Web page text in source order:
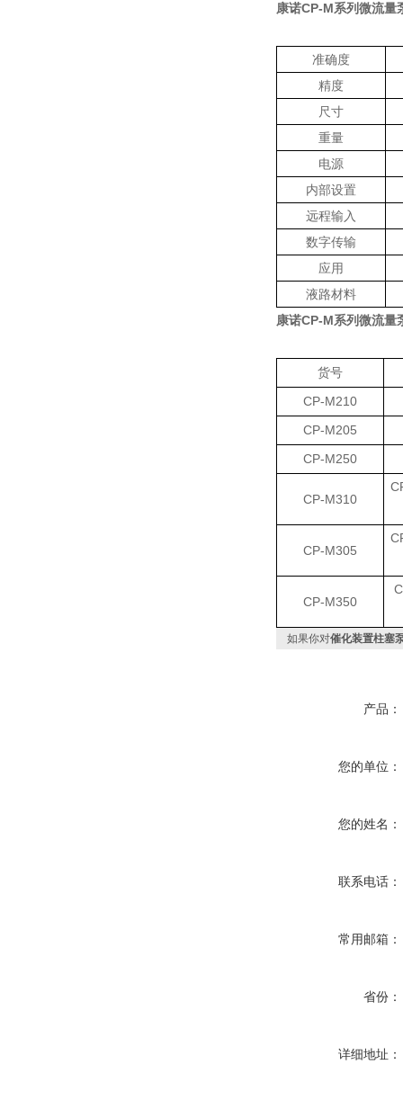
康诺CP-M系列微流量
准确度
精度
尺寸
重量
电源
内部设置
远程输入
数字传输
应用
液路材料
康诺CP-M系列微流量
货号
CP-M210
CP-M205
CP-M250
CP-M310
CP-M305
CP-M350
如果你对催化装置柱塞
产品：
您的单位：
您的姓名：
联系电话：
常用邮箱：
省份：
详细地址：